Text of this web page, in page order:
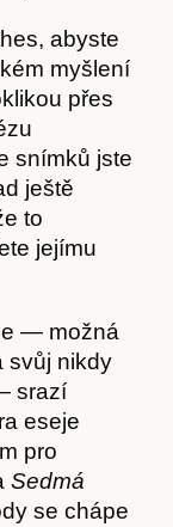
abyste
myšlení
přes
snímků jste
ještě
to
jejímu
— možná
svůj nikdy
srazí
eseje
pro
Sedmá
se chápe